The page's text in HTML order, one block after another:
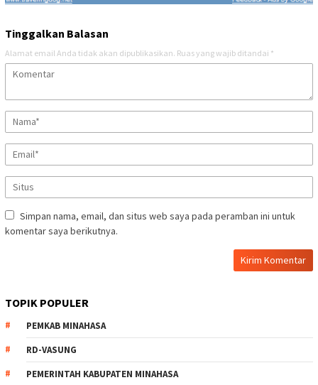
Tinggalkan Balasan
Alamat email Anda tidak akan dipublikasikan. Ruas yang wajib ditandai *
Simpan nama, email, dan situs web saya pada peramban ini untuk
komentar saya berikutnya.
TOPIK POPULER
PEMKAB MINAHASA
RD-VASUNG
PEMERINTAH KABUPATEN MINAHASA